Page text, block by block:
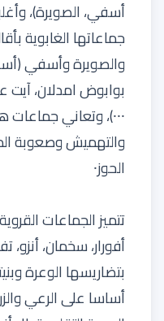
أسفي، الصويرة)،
جماعاتها الغابوية
والصويرة وأسفي
بوابوض امدلان،
⸱⸱⸱)، وتعاني
والتهميش وصعوبة
الحوز⸱
تتميز الجماعات
أفورار، سخمان، أنزو،
بتضاريسها الوعرة
أساسا على الرعي